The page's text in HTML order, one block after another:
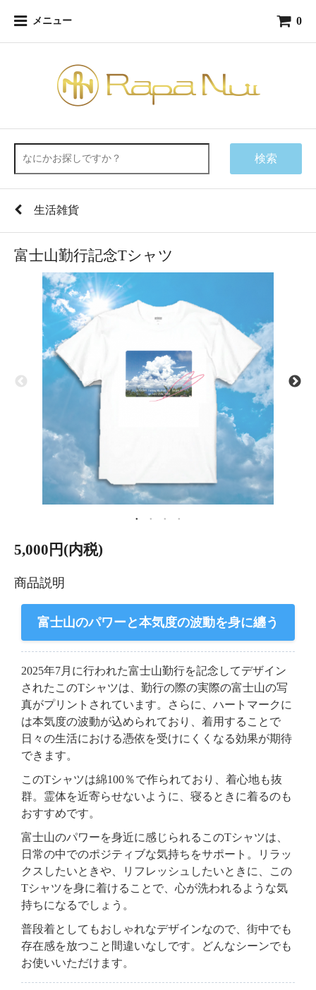
メニュー 0
検索
生活雑貨
富士山勤行記念Tシャツ
5,000円(内税)
商品説明
富士山のパワーと本気度の波動を身に纏う
2025年7月に行われた富士山勤行を記念してデザイン
されたこのTシャツは、勤行の際の実際の富士山の写
真がプリントされています。さらに、ハートマークに
は本気度の波動が込められており、着用することで
日々の生活における憑依を受けにくくなる効果が期待
できます。
このTシャツは綿100％で作られており、着心地も抜
群。霊体を近寄らせないように、寝るときに着るのも
おすすめです。
富士山のパワーを身近に感じられるこのTシャツは、
日常の中でのポジティブな気持ちをサポート。リラッ
クスしたいときや、リフレッシュしたいときに、この
Tシャツを身に着けることで、心が洗われるような気
持ちになるでしょう。
普段着としてもおしゃれなデザインなので、街中でも
存在感を放つこと間違いなしです。どんなシーンでも
お使いいただけます。